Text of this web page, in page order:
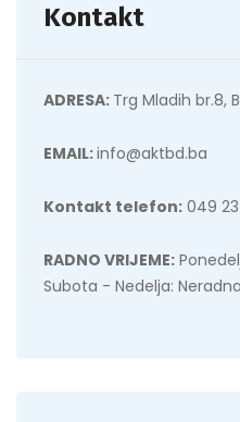
Kontakt
ADRESA: Trg Mladih br.8,
EMAIL:info@aktbd.ba
Kontakt telefon: 049
RADNO VRIJEME:
Subota - Nedelja: Neradna